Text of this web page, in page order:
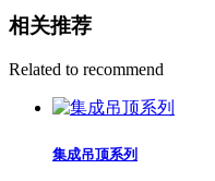
相关推荐
Related to recommend
集成吊顶系列